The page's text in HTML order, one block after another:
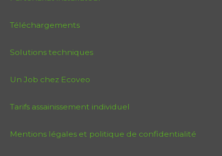
Téléchargements
Solutions techniques
Un Job chez Ecoveo
Tarifs assainissement individuel
Mentions légales et politique de confidentialité